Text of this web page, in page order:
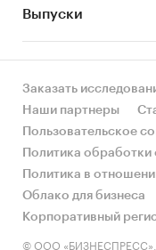
рабочих дней.
Цель
Анализ
российском
сегменте интим-
Задачи
Описать
рынке
интернет-
Выпуски
Заказать
Наши партнеры
Пользовательское
Политика
Политика в
Облако для бизнеса
Корпоративный
© ООО